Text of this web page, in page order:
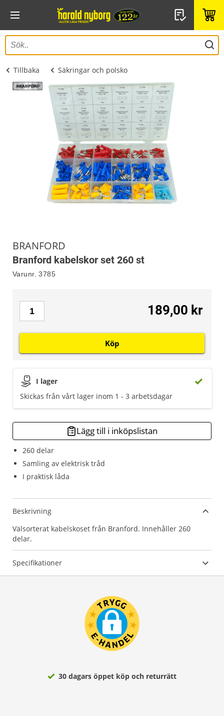
Tillbaka Säkringar och polsko
BRANFORD
Branford kabelskor set 260 st
Varunr. 3785
260 delar
Samling av elektrisk tråd
I praktisk låda
I lager
Skickas från vårt lager inom 1 - 3 arbetsdagar
189,00 kr
Köp
Lägg till i inköpslistan
Beskrivning
Välsorterat kabelskoset från Branford. Innehåller 260
delar.
Specifikationer
30 dagars öppet köp och returrätt